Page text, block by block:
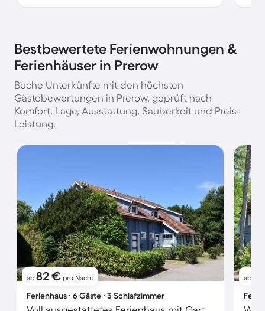
Bestbewertete Ferienwohnungen &
Ferienhäuser in Prerow
Buche Unterkünfte mit den höchsten
Gästebewertungen in Prerow, geprüft nach
Komfort, Lage, Ausstattung, Sauberkeit und Preis-
Leistung.
ab 82 € pro Nacht
Ferienhaus ∙ 6 Gäste ∙ 3 Schlafzimmer
ab